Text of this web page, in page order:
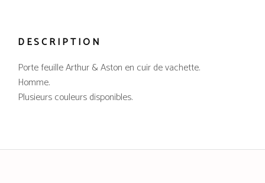
DESCRIPTION
Porte feuille Arthur & Aston en cuir de vachette.
Homme.
Plusieurs couleurs disponibles.